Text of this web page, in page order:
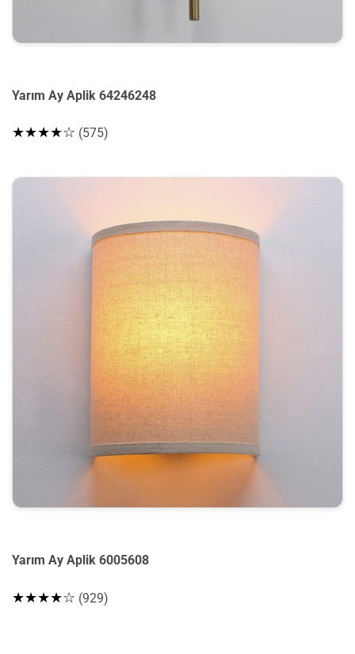
Yarım Ay Aplik 64246248
★★★★☆ (575)
Yarım Ay Aplik 6005608
★★★★☆ (929)